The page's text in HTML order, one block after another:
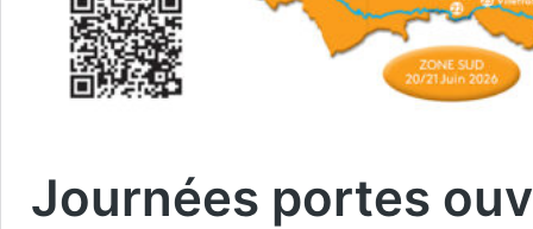
Journées portes